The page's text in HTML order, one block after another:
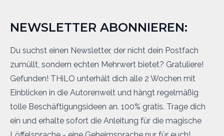
NEWSLETTER ABONNIEREN:
Du suchst einen Newsletter, der nicht dein Postfach
zumüllt, sondern echten Mehrwert bietet? Gratuliere!
Gefunden! THiLO unterhält dich alle 2 Wochen mit
Einblicken in die Autorenwelt und hängt regelmäßig
tolle Beschäftigungsideen an. 100% gratis. Trage dich
ein und erhalte sofort die Anleitung für die magische